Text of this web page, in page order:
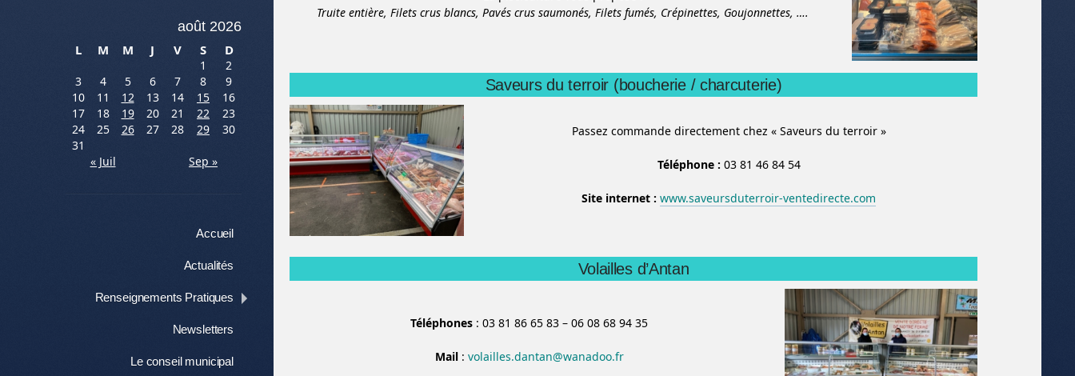
août 2026
L
M M J V S D
1
2
3
4 5 6 7 8
9
10
11 12 13 14 15
16
17
18 19 20 21 22
23
24
25 26 27 28 29
30
31
« Juil
Sep »
Accueil
Actualités
Renseignements Pratiques
Newsletters
Le conseil municipal
Truite entière, Filets crus blancs, Pavés crus saumonés, Filets fumés, Crépinettes, Goujonnettes, ….
Saveurs du terroir (boucherie / charcuterie)
Passez commande directement chez « Saveurs du terroir »
Téléphone : 03 81 46 84 54
Site internet : www.saveursduterroir-ventedirecte.com
Volailles d’Antan
Téléphones : 03 81 86 65 83 – 06 08 68 94 35
Mail: volailles.dantan@wanadoo.fr